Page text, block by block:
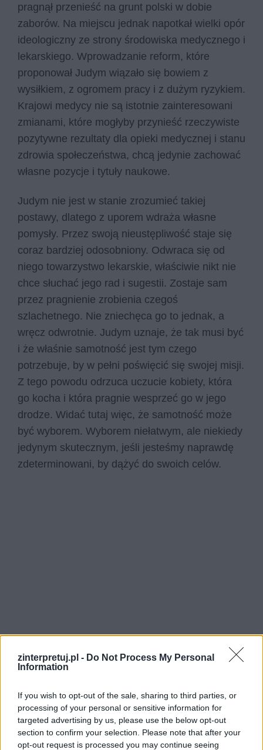
zinterpretuj.pl - Do Not Process My Personal
Information
If you wish to opt-out of the sale, sharing to third parties, or
processing of your personal or sensitive information for
targeted advertising by us, please use the below opt-out
section to confirm your selection. Please note that after your
opt-out request is processed you may continue seeing
pragnął przenieść na grunt polski w dobie
zaborów. Na miejscu jednak napotkał wielki opór
ideologiczny ze strony środowiska medycznego i
lekarskiego. Wprowadzanie reform, które
proponował Judym wiązało się bowiem z
wysiłkiem, z ogromem pracy i z dużym ryzykiem.
Krajowi medycy nie są istotnie zainteresowani
zmianami, które mogłyby przynieść rzeczywiste
pozytywne rezultaty dla opieki medycznej i stanu
zdrowia społeczeństwa, chcą jedynie zachować
własne pozycje i tytuły naukowe.
Judym nie jest w stanie zrozumieć takiej
postawy, dlatego z uporem wdraża własne
pomysły. Przez swoją nieustępliwość staje się
coraz bardziej odosobniony. Odwraca się od
niego towarzystwo lekarskie, właściwie nikt nie
chce słuchać jego rad i sugestii. Zostaje sam
przez pragnienie zrobienia czegoś
szlachetnego. Nie zniechęca go to jednak, a
wręcz odwrotnie. Judym uznaje, że tak musi być
i że właśnie samotność jest tym czego
potrzebuje, by w pełni poświęcić się swojej misji.
Z tego powodu odrzuca uczucie kobiety, która
go kocha i która pragnie wesprzeć go w jego
drodze. Widać tutaj więc, że samotność może
być wyborem. Wyborem niełatwym, ale niekiedy
jedynym skutecznym, jeśli jesteśmy naprawdę
zdeterminowani, by dążyć do swoich celów.